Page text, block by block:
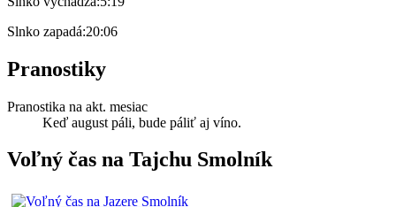
Slnko zapadá:20:06
Pranostiky
Pranostika na akt. mesiac
Keď august páli, bude páliť aj víno.
Voľný čas na Tajchu Smolník